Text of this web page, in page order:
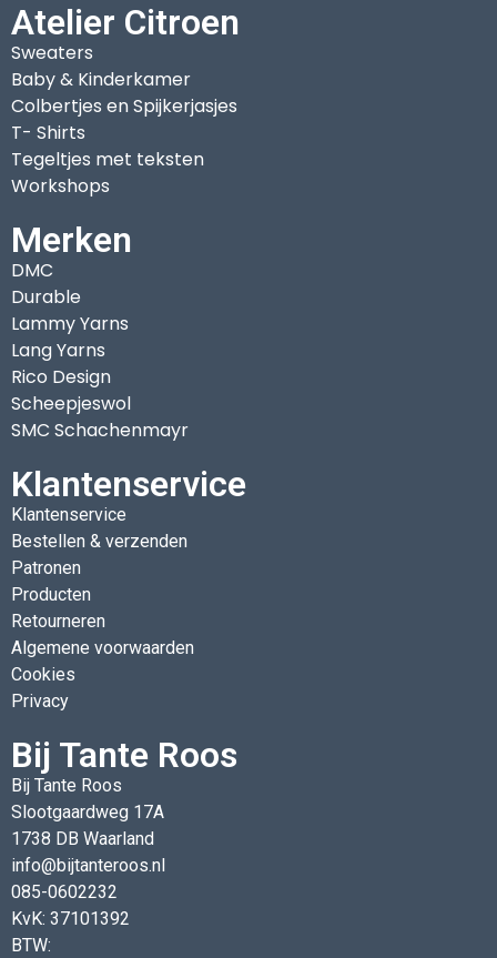
Atelier Citroen
Sweaters
Baby & Kinderkamer
Colbertjes en Spijkerjasjes
T- Shirts
Tegeltjes met teksten
Workshops
Merken
DMC
Durable
Lammy Yarns
Lang Yarns
Rico Design
Scheepjeswol
SMC Schachenmayr
Klantenservice
Klantenservice
Bestellen & verzenden
Patronen
Producten
Retourneren
Algemene voorwaarden
Cookies
Privacy
Bij Tante Roos
Bij Tante Roos
Slootgaardweg 17A
1738 DB Waarland
info@bijtanteroos.nl
085-0602232
KvK: 37101392
BTW: